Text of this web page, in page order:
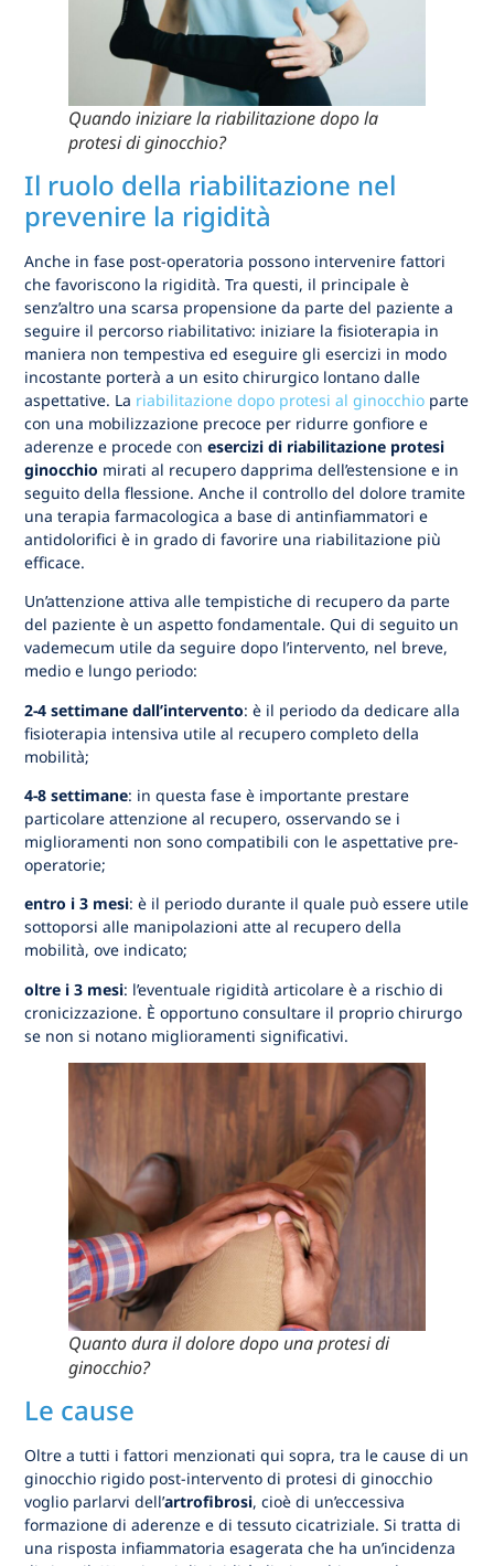
Quando iniziare la riabilitazione dopo la
protesi di ginocchio?
Il ruolo della riabilitazione nel
prevenire la rigidità
Anche in fase post-operatoria possono intervenire fattori
che favoriscono la rigidità. Tra questi, il principale è
senz’altro una scarsa propensione da parte del paziente a
seguire il percorso riabilitativo: iniziare la fisioterapia in
maniera non tempestiva ed eseguire gli esercizi in modo
incostante porterà a un esito chirurgico lontano dalle
aspettative. La riabilitazione dopo protesi al ginocchio parte
con una mobilizzazione precoce per ridurre gonfiore e
aderenze e procede conesercizi di riabilitazione protesi
ginocchio mirati al recupero dapprima dell’estensione e in
seguito della flessione. Anche il controllo del dolore tramite
una terapia farmacologica a base di antinfiammatori e
antidolorifici è in grado di favorire una riabilitazione più
efficace.
Un’attenzione attiva alle tempistiche di recupero da parte
del paziente è un aspetto fondamentale. Qui di seguito un
vademecum utile da seguire dopo l’intervento, nel breve,
medio e lungo periodo:
2-4 settimane dall’intervento: è il periodo da dedicare alla
fisioterapia intensiva utile al recupero completo della
mobilità;
4-8 settimane: in questa fase è importante prestare
particolare attenzione al recupero, osservando se i
miglioramenti non sono compatibili con le aspettative pre-
operatorie;
entro i 3 mesi: è il periodo durante il quale può essere utile
sottoporsi alle manipolazioni atte al recupero della
mobilità, ove indicato;
oltre i 3 mesi: l’eventuale rigidità articolare è a rischio di
cronicizzazione. È opportuno consultare il proprio chirurgo
se non si notano miglioramenti significativi.
Quanto dura il dolore dopo una protesi di
ginocchio?
Le cause
Oltre a tutti i fattori menzionati qui sopra, tra le cause di un
ginocchio rigido post-intervento di protesi di ginocchio
voglio parlarvi dell’artrofibrosi, cioè di un’eccessiva
formazione di aderenze e di tessuto cicatriziale. Si tratta di
una risposta infiammatoria esagerata che ha un’incidenza